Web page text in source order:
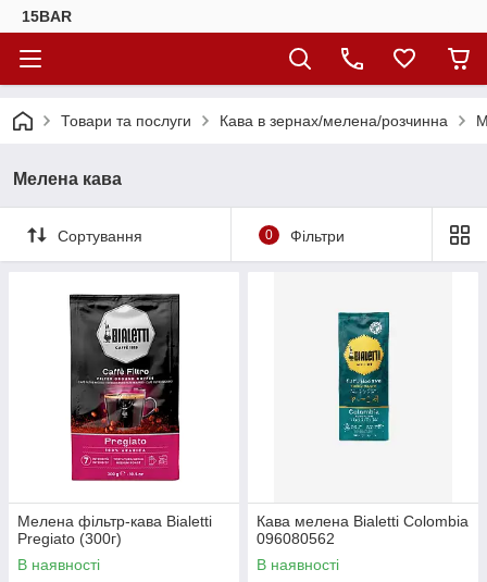
15BAR
Товари та послуги Кава в зернах/мелена/розчинна
Мелена кава
Сортування 0 Фільтри
Мелена фільтр-кава Bialetti
Pregiato (300г)
В наявності
Кава мелена Bialetti Colombia
096080562
В наявності